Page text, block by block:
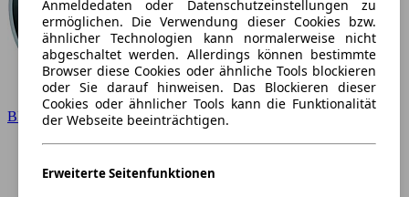
BMW
Anmeldedaten oder Datenschutzeinstellungen zu
ermöglichen. Die Verwendung dieser Cookies bzw.
ähnlicher Technologien kann normalerweise nicht
abgeschaltet werden. Allerdings können bestimmte
Browser diese Cookies oder ähnliche Tools blockieren
oder Sie darauf hinweisen. Das Blockieren dieser
Cookies oder ähnlicher Tools kann die Funktionalität
der Webseite beeinträchtigen.
Erweiterte Seitenfunktionen